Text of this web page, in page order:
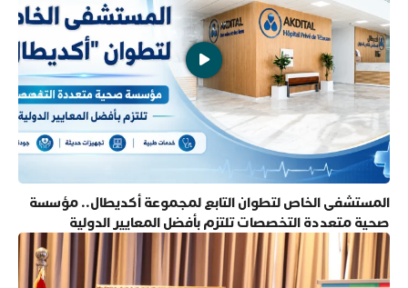
المستشفى الخاص لتطوان التابع لمجموعة أكديطال.. مؤسسة
صحية متعددة التخصصات تلتزم بأفضل المعايير الدولية